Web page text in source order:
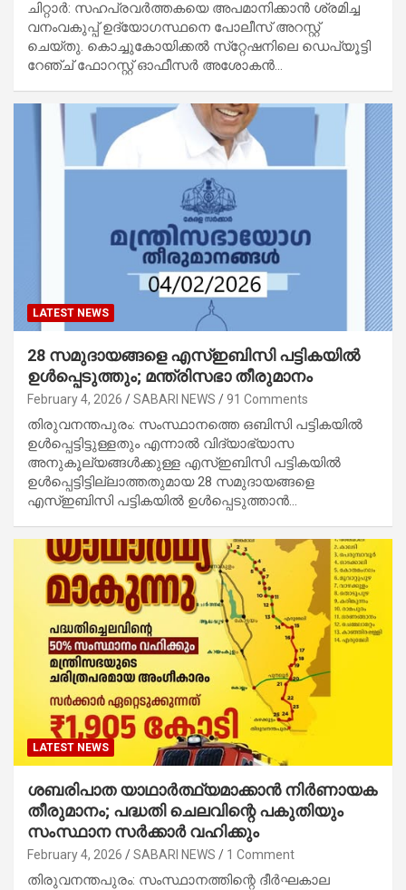
ചിറ്റാർ: സഹപ്രവർത്തകയെ അപമാനിക്കാൻ ശ്രമിച്ച
വനംവകുപ്പ് ഉദ്യോഗസ്ഥനെ പോലീസ് അറസ്റ്റ്
ചെയ്തു. കൊച്ചുകോയിക്കൽ സ്‌റ്റേഷനിലെ ഡെപ്യൂട്ടി
റേഞ്ച് ഫോറസ്റ്റ് ഓഫീസർ അശോകൻ…
LATEST NEWS
28 സമുദായങ്ങളെ എസ്ഇബിസി പട്ടികയിൽ
ഉൾപ്പെടുത്തും; മന്ത്രിസഭാ തീരുമാനം
February 4, 2026 SABARI NEWS 91 Comments
തിരുവനന്തപുരം: സംസ്ഥാനത്തെ ഒബിസി പട്ടികയിൽ
ഉൾപ്പെട്ടിട്ടുള്ളതും എന്നാൽ വിദ്യാഭ്യാസ
അനുകൂല്യങ്ങൾക്കുള്ള എസ്ഇബിസി പട്ടികയിൽ
ഉൾപ്പെട്ടിട്ടില്ലാത്തതുമായ 28 സമുദായങ്ങളെ
എസ്ഇബിസി പട്ടികയിൽ ഉൾപ്പെടുത്താൻ…
LATEST NEWS
ശബരിപാത യാഥാർത്ഥ്യമാക്കാൻ നിർണായക
തീരുമാനം; പദ്ധതി ചെലവിന്റെ പകുതിയും
സംസ്ഥാന സർക്കാർ വഹിക്കും
February 4, 2026 SABARI NEWS 1 Comment
തിരുവനന്തപുരം: സംസ്ഥാനത്തിന്റെ ദീർഘകാല